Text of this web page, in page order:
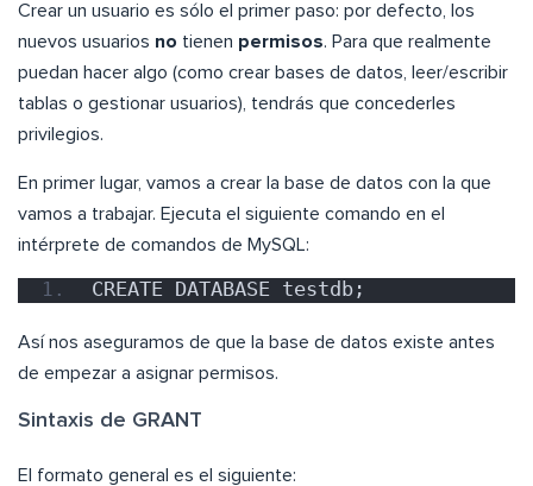
Crear un usuario es sólo el primer paso: por defecto, los
nuevos usuarios no tienen permisos. Para que realmente
puedan hacer algo (como crear bases de datos, leer/escribir
tablas o gestionar usuarios), tendrás que concederles
privilegios.
En primer lugar, vamos a crear la base de datos con la que
vamos a trabajar. Ejecuta el siguiente comando en el
intérprete de comandos de MySQL:
CREATE DATABASE testdb;
Así nos aseguramos de que la base de datos existe antes
de empezar a asignar permisos.
Sintaxis de GRANT
El formato general es el siguiente: